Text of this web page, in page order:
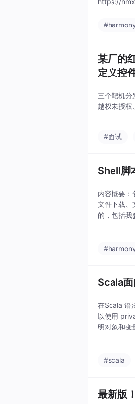
https://
某厂的
定义控
三个靶机分
越权未授权
#面试
Shell脚
内容概要：
文件下载、
的，包括我
Scala
在Scala 语
以使用
明对象和变
#scala
最新版